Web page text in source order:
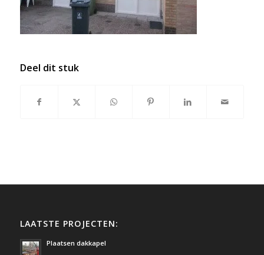
Deel dit stuk
LAATSTE PROJECTEN:
Plaatsen dakkapel